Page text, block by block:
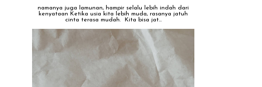
namanya juga lamunan, hampir selalu lebih indah dari
kenyataan Ketika usia kita lebih muda, rasanya jatuh
cinta terasa mudah. Kita bisa jat...